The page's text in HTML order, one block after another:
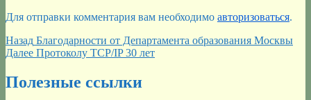
Для отправки комментария вам необходимо авторизоваться.
Навигация
по
записям
Назад Предыдущая
запись:
Благодарности от Департамента образования Москвы
Далее Следующая
Протоколу TCP/IP 30 лет
Полезные ссылки